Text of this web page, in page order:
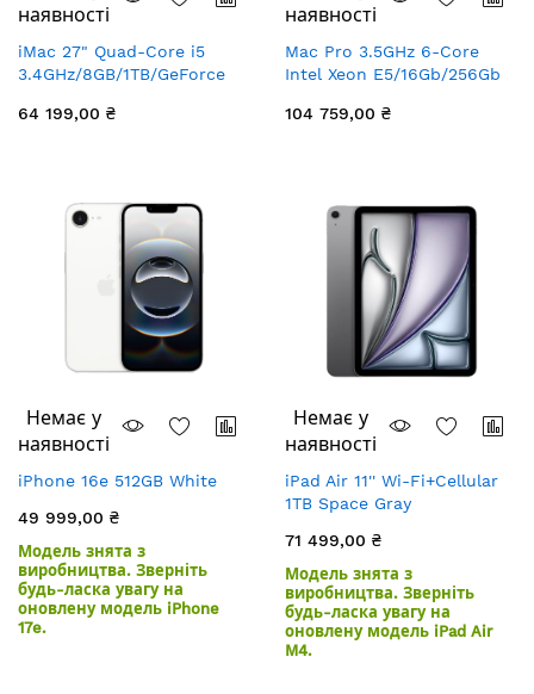
наявності
iMac 27" Quad-Core i5
3.4GHz/8GB/1TB/GeForce
64 199,00 ₴
наявності
Mac Pro 3.5GHz 6-Core
Intel Xeon E5/16Gb/256Gb
D500 3Gb
104 759,00 ₴
Немає у
наявності
iPhone 16e 512GB White
49 999,00 ₴
Модель знята з
виробництва. Зверніть
будь-ласка увагу на
оновлену модель iPhone
17e.
Немає у
наявності
iPad Air 11'' Wi-Fi+Cellular
1TB Space Gray
71 499,00 ₴
Модель знята з
виробництва. Зверніть
будь-ласка увагу на
оновлену модель iPad Air
M4.